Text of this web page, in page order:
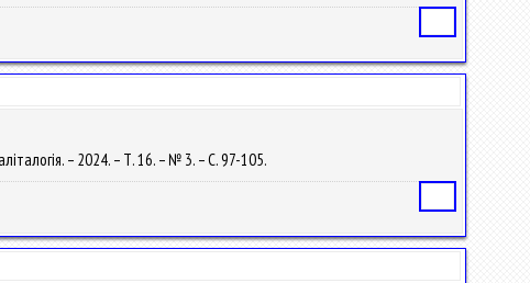
– 2024. – Т. 16. – № 3. – С. 97-105.